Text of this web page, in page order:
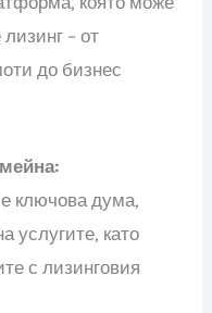
– от
до бизнес
е ключова дума,
услугите, като
с лизинговия